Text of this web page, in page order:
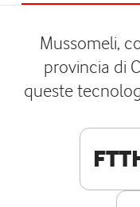
Mussomeli,
provincia di
queste